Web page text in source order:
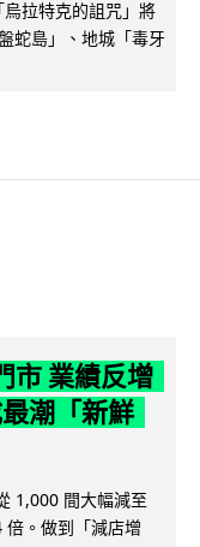
烏拉特克的詛咒」將
蛇島」、地城「毒牙
市 業績反增
潮「新鮮
1,000 間大幅減至
。做到「減店增